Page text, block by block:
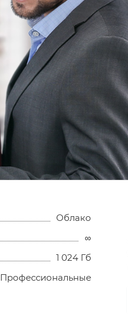
Облако
∞
1 024 Гб
Профессиональные